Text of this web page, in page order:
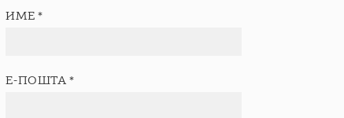
ИМЕ *
Е-ПОШТА *